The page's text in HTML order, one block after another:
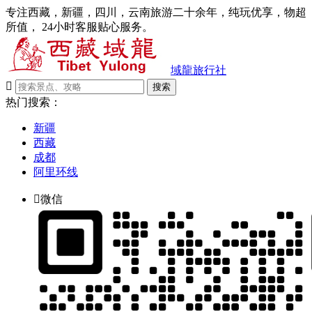
专注西藏，新疆，四川，云南旅游二十余年，纯玩优享，物超
所值， 24小时客服贴心服务。
域龍旅行社

搜索
热门搜索：
新疆
西藏
成都
阿里环线
微信